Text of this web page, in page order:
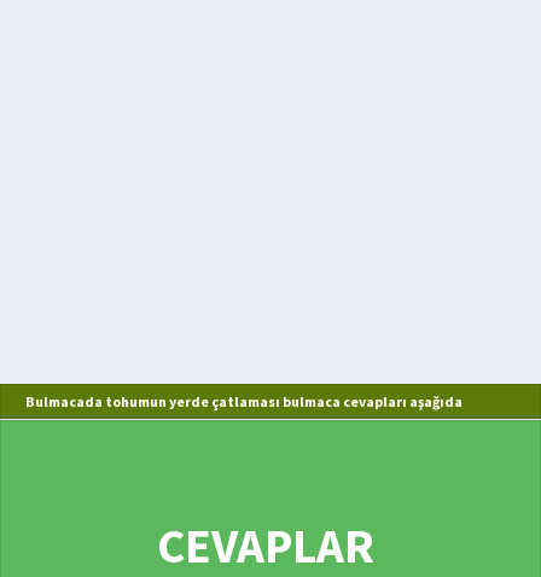
Bulmacada tohumun yerde çatlaması bulmaca cevapları aşağıda
CEVAPLAR